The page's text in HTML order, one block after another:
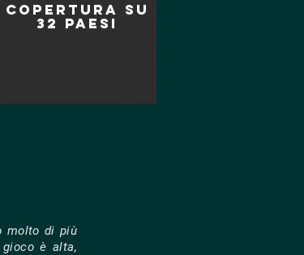
Copertura su
32 paesi
molto di più
è alta,